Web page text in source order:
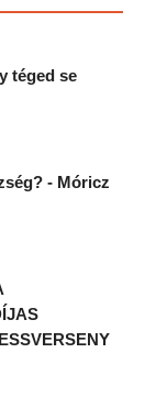
téged se
- Móricz